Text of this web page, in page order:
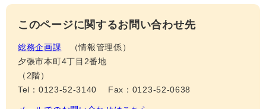
このページに関するお問い合わせ先
総務企画課
情報管理係
夕張市本町4丁目2番地
（2階）
Tel：0123-52-3140
Fax：0123-52-0638